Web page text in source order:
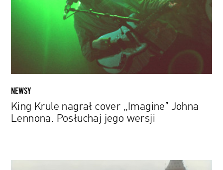
NEWSY
King Krule nagrał cover „Imagine” Johna
Lennona. Posłuchaj jego wersji